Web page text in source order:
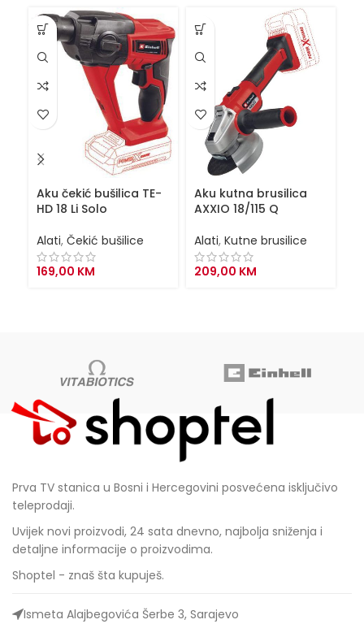
Aku čekić bušilica TE-
HD 18 Li Solo
Alati, Čekić bušilice
169,00 KM
Aku kutna brusilica
AXXIO 18/115 Q
Alati, Kutne brusilice
209,00 KM
Prva TV stanica u Bosni i Hercegovini posvećena isključivo
teleprodaji.
Uvijek novi proizvodi, 24 sata dnevno, najbolja sniženja i
detaljne informacije o proizvodima.
Shoptel - znaš šta kupuješ.
Ismeta Alajbegovića Šerbe 3, Sarajevo